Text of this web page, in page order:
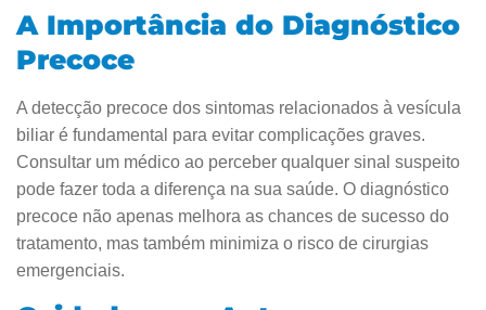
A Importância do Diagnóstico
Precoce
A detecção precoce dos sintomas relacionados à vesícula
biliar é fundamental para evitar complicações graves.
Consultar um médico ao perceber qualquer sinal suspeito
pode fazer toda a diferença na sua saúde. O diagnóstico
precoce não apenas melhora as chances de sucesso do
tratamento, mas também minimiza o risco de cirurgias
emergenciais.